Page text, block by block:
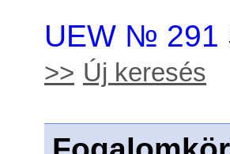
UEW № 291
>> Új keresés